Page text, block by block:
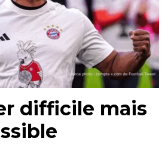
difficile mais